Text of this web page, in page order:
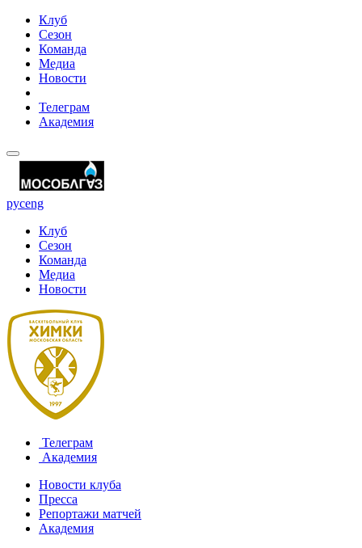
Клуб
Сезон
Команда
Медиа
Новости
Телеграм
Академия
русeng
Клуб
Сезон
Команда
Медиа
Новости
Телеграм
Академия
Новости клуба
Пресса
Репортажи матчей
Академия